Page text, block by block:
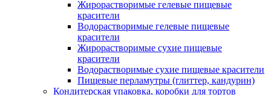
Жирорастворимые гелевые пищевые
красители
Водорастворимые гелевые пищевые
красители
Жирорастворимые сухие пищевые
красители
Водорастворимые сухие пищевые красители
Пищевые перламутры (глиттер, кандурин)
Кондитерская упаковка, коробки для тортов